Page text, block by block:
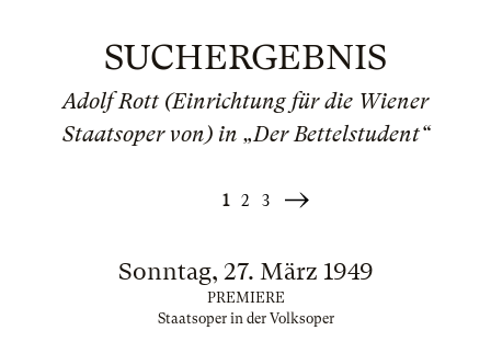
SUCHERGEBNIS
Adolf Rott (Einrichtung für die Wiener
Staatsoper von) in „Der Bettelstudent“
1 2 3
Weiter
Sonntag, 27. März 1949
PREMIERE
Staatsoper in der Volksoper